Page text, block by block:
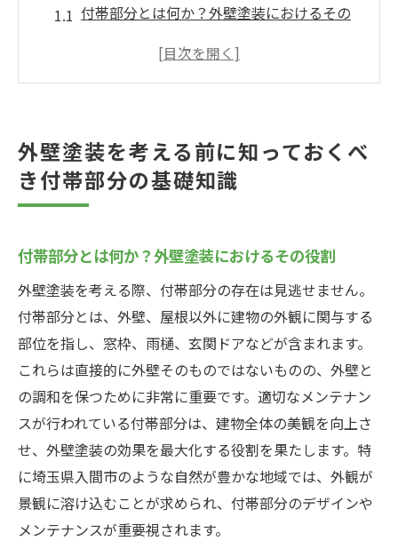
付帯部分とは何か？外壁塗装におけるその
付帯部分の種類とその特徴を詳しく解説
付帯部分のメンテナンスが外壁塗装に与え
る影響
外壁塗装前に見落としがちな付帯部分のチ
付帯部分の基礎知識が外壁塗装の成功を左
右する理由
付帯部分のメンテナンスで外壁塗装の効果を最
大化する方法
外壁塗装の効果を高める付帯部分のメンテ
ナンス方法
付帯部分の効果的なメンテナンスで長持ち
させるポイント
付帯部分メンテナンスと外壁塗装の相乗効
果とは
外壁塗装を考える前に知っておくべ
き付帯部分の基礎知識
付帯部分とは何か？外壁塗装におけるその役割
外壁塗装を考える際、付帯部分の存在は見逃せません。
付帯部分とは、外壁、屋根以外に建物の外観に関与する
部位を指し、窓枠、雨樋、玄関ドアなどが含まれます。
これらは直接的に外壁そのものではないものの、外壁と
の調和を保つために非常に重要です。適切なメンテナン
スが行われている付帯部分は、建物全体の美観を向上さ
せ、外壁塗装の効果を最大化する役割を果たします。特
に埼玉県入間市のような自然が豊かな地域では、外観が
景観に溶け込むことが求められ、付帯部分のデザインや
メンテナンスが重要視されます。